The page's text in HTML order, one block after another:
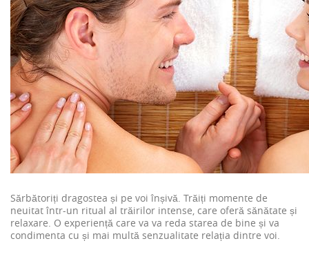
Sărbătoriți dragostea și pe voi înșivă. Trăiți momente de
neuitat într-un ritual al trăirilor intense, care oferă sănătate și
relaxare. O experiență care va va reda starea de bine și va
condimenta cu și mai multă senzualitate relația dintre voi.